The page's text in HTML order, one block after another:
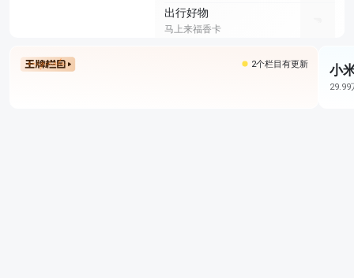
出行好物
马上来福香卡
2个栏目有更新 小
29.99